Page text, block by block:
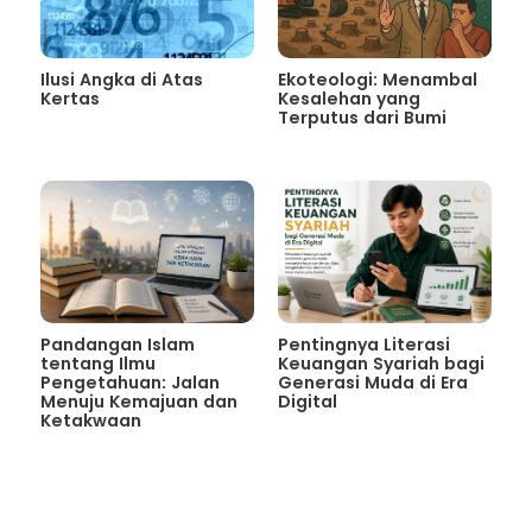
Ilusi Angka di Atas
Kertas
Ekoteologi: Menambal
Kesalehan yang
Terputus dari Bumi
Pandangan Islam
tentang Ilmu
Pengetahuan: Jalan
Menuju Kemajuan dan
Ketakwaan
Pentingnya Literasi
Keuangan Syariah bagi
Generasi Muda di Era
Digital